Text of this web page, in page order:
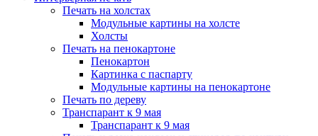
Печать на холстах
Модульные картины на холсте
Холсты
Печать на пенокартоне
Пенокартон
Картинка с паспарту
Модульные картины на пенокартоне
Печать по дереву
Транспарант к 9 мая
Транспарант к 9 мая